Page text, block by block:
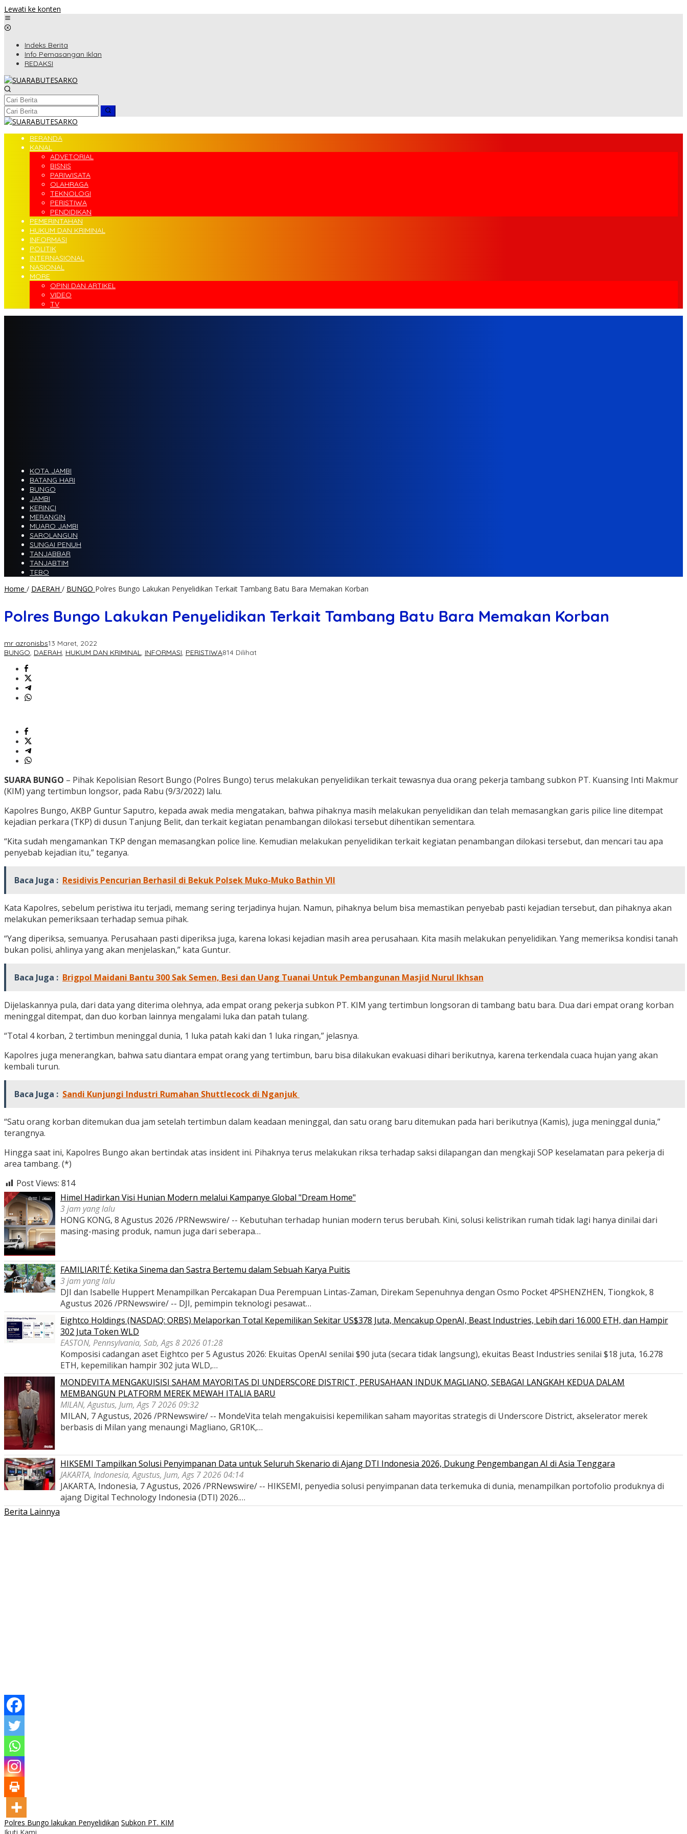
Lewati ke konten
Indeks Berita
Info Pemasangan Iklan
REDAKSI
BERANDA
KANAL
ADVETORIAL
BISNIS
PARIWISATA
OLAHRAGA
TEKNOLOGI
PERISTIWA
PENDIDIKAN
PEMERINTAHAN
HUKUM DAN KRIMINAL
INFORMASI
POLITIK
INTERNASIONAL
NASIONAL
MORE
OPINI DAN ARTIKEL
VIDEO
TV
KOTA JAMBI
BATANG HARI
BUNGO
JAMBI
KERINCI
MERANGIN
MUARO JAMBI
SAROLANGUN
SUNGAI PENUH
TANJABBAR
TANJABTIM
TEBO
Home / DAERAH / BUNGO Polres Bungo Lakukan Penyelidikan Terkait Tambang Batu Bara Memakan Korban
Polres Bungo Lakukan Penyelidikan Terkait Tambang Batu Bara Memakan Korban
mr azronisbs13 Maret, 2022
BUNGO, DAERAH, HUKUM DAN KRIMINAL, INFORMASI, PERISTIWA814 Dilihat
SUARA BUNGO – Pihak Kepolisian Resort Bungo (Polres Bungo) terus melakukan penyelidikan terkait tewasnya dua orang pekerja tambang subkon PT. Kuansing Inti Makmur
(KIM) yang tertimbun longsor, pada Rabu (9/3/2022) lalu.
Kapolres Bungo, AKBP Guntur Saputro, kepada awak media mengatakan, bahwa pihaknya masih melakukan penyelidikan dan telah memasangkan garis pilice line ditempat
kejadian perkara (TKP) di dusun Tanjung Belit, dan terkait kegiatan penambangan dilokasi tersebut dihentikan sementara.
“Kita sudah mengamankan TKP dengan memasangkan police line. Kemudian melakukan penyelidikan terkait kegiatan penambangan dilokasi tersebut, dan mencari tau apa
penyebab kejadian itu,” teganya.
Baca Juga : Residivis Pencurian Berhasil di Bekuk Polsek Muko-Muko Bathin VII
Kata Kapolres, sebelum peristiwa itu terjadi, memang sering terjadinya hujan. Namun, pihaknya belum bisa memastikan penyebab pasti kejadian tersebut, dan pihaknya akan
melakukan pemeriksaan terhadap semua pihak.
“Yang diperiksa, semuanya. Perusahaan pasti diperiksa juga, karena lokasi kejadian masih area perusahaan. Kita masih melakukan penyelidikan. Yang memeriksa kondisi tanah
bukan polisi, ahlinya yang akan menjelaskan,” kata Guntur.
Baca Juga : Brigpol Maidani Bantu 300 Sak Semen, Besi dan Uang Tuanai Untuk Pembangunan Masjid Nurul Ikhsan
Dijelaskannya pula, dari data yang diterima olehnya, ada empat orang pekerja subkon PT. KIM yang tertimbun longsoran di tambang batu bara. Dua dari empat orang korban
meninggal ditempat, dan duo korban lainnya mengalami luka dan patah tulang.
“Total 4 korban, 2 tertimbun meninggal dunia, 1 luka patah kaki dan 1 luka ringan,” jelasnya.
Kapolres juga menerangkan, bahwa satu diantara empat orang yang tertimbun, baru bisa dilakukan evakuasi dihari berikutnya, karena terkendala cuaca hujan yang akan
kembali turun.
Baca Juga : Sandi Kunjungi Industri Rumahan Shuttlecock di Nganjuk
“Satu orang korban ditemukan dua jam setelah tertimbun dalam keadaan meninggal, dan satu orang baru ditemukan pada hari berikutnya (Kamis), juga meninggal dunia,”
terangnya.
Hingga saat ini, Kapolres Bungo akan bertindak atas insident ini. Pihaknya terus melakukan riksa terhadap saksi dilapangan dan mengkaji SOP keselamatan para pekerja di
area tambang. (*)
Post Views: 814
Himel Hadirkan Visi Hunian Modern melalui Kampanye Global "Dream Home"
3 jam yang lalu
HONG KONG, 8 Agustus 2026 /PRNewswire/ -- Kebutuhan terhadap hunian modern terus berubah. Kini, solusi kelistrikan rumah tidak lagi hanya dinilai dari
masing-masing produk, namun juga dari seberapa…
FAMILIARITÉ: Ketika Sinema dan Sastra Bertemu dalam Sebuah Karya Puitis
3 jam yang lalu
DJI dan Isabelle Huppert Menampilkan Percakapan Dua Perempuan Lintas-Zaman, Direkam Sepenuhnya dengan Osmo Pocket 4PSHENZHEN, Tiongkok, 8
Agustus 2026 /PRNewswire/ -- DJI, pemimpin teknologi pesawat…
Eightco Holdings (NASDAQ: ORBS) Melaporkan Total Kepemilikan Sekitar US$378 Juta, Mencakup OpenAI, Beast Industries, Lebih dari 16.000 ETH, dan Hampir
302 Juta Token WLD
EASTON, Pennsylvania, Sab, Ags 8 2026 01:28
Komposisi cadangan aset Eightco per 5 Agustus 2026: Ekuitas OpenAI senilai $90 juta (secara tidak langsung), ekuitas Beast Industries senilai $18 juta, 16.278
ETH, kepemilikan hampir 302 juta WLD,…
MONDEVITA MENGAKUISISI SAHAM MAYORITAS DI UNDERSCORE DISTRICT, PERUSAHAAN INDUK MAGLIANO, SEBAGAI LANGKAH KEDUA DALAM
MEMBANGUN PLATFORM MEREK MEWAH ITALIA BARU
MILAN, Agustus, Jum, Ags 7 2026 09:32
MILAN, 7 Agustus, 2026 /PRNewswire/ -- MondeVita telah mengakuisisi kepemilikan saham mayoritas strategis di Underscore District, akselerator merek
berbasis di Milan yang menaungi Magliano, GR10K,…
HIKSEMI Tampilkan Solusi Penyimpanan Data untuk Seluruh Skenario di Ajang DTI Indonesia 2026, Dukung Pengembangan AI di Asia Tenggara
JAKARTA, Indonesia, Agustus, Jum, Ags 7 2026 04:14
JAKARTA, Indonesia, 7 Agustus, 2026 /PRNewswire/ -- HIKSEMI, penyedia solusi penyimpanan data terkemuka di dunia, menampilkan portofolio produknya di
ajang Digital Technology Indonesia (DTI) 2026.…
Berita Lainnya
Polres Bungo lakukan Penyelidikan Subkon PT. KIM
Ikuti Kami